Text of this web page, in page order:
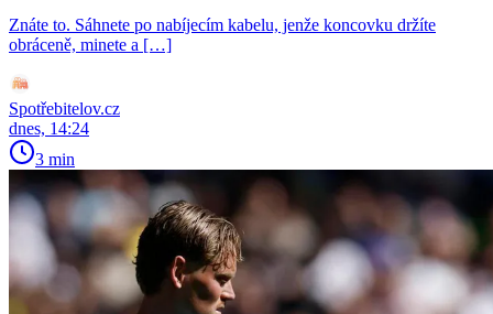
Znáte to. Sáhnete po nabíjecím kabelu, jenže koncovku držíte
obráceně, minete a […]
Spotřebitelov.cz
dnes, 14:24
3 min